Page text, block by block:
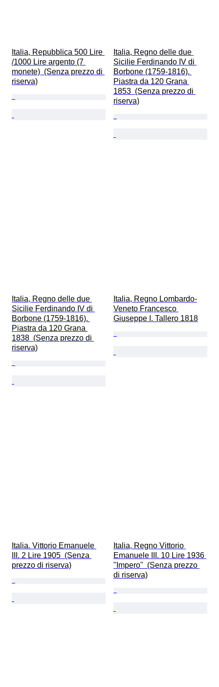
Italia, Repubblica 500 Lire
/1000 Lire argento (7
monete)  (Senza prezzo di
riserva)
Italia, Regno delle due
Sicilie Ferdinando IV di
Borbone (1759-1816).
Piastra da 120 Grana
1853  (Senza prezzo di
riserva)
Italia, Regno delle due
Sicilie Ferdinando IV di
Borbone (1759-1816).
Piastra da 120 Grana
1838  (Senza prezzo di
riserva)
Italia, Regno Lombardo-
Veneto Francesco
Giuseppe I. Tallero 1818
Italia. Vittorio Emanuele
III. 2 Lire 1905  (Senza
prezzo di riserva)
Italia, Regno Vittorio
Emanuele III. 10 Lire 1936
"Impero"  (Senza prezzo
di riserva)